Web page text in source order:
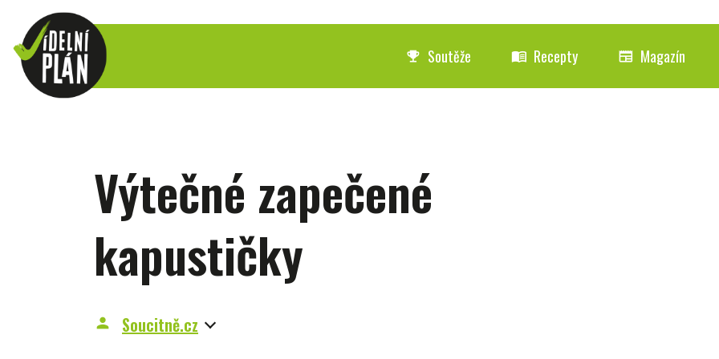
emoji_events Soutěže menu_book Recepty newspaper Magazín
Výtečné zapečené
kapustičky
person Soucitně.cz